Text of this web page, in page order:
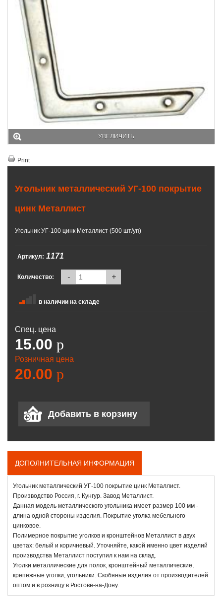
УВЕЛИЧИТЬ
Print
Угольник металлический УГ-100 покрытие
цинк Металлист
Угольник УГ-100 цинк Металлист (500 шт/уп)
Артикул: 1171
Количество: - +
в наличии на складе
Спец. цена
15.00 p
Розничная цена
20.00 p
ДОПОЛНИТЕЛЬНАЯ ИНФОРМАЦИЯ
Угольник металлический УГ-100 покрытие цинк Металлист.
Производство Россия, г. Кунгур. Завод Металлист.
Данная модель металлического угольника имеет размер 100 мм -
длина одной стороны изделия. Покрытие уголка мебельного
цинковое.
Полимерное покрытие уголков и кронштейнов Металлист в двух
цветах: белый и коричневый. Уточняйте, какой именно цвет изделий
производства Металлист поступил к нам на склад.
Уголки металлические для полок, кронштейный металлические,
крепежные уголки, угольники. Скобяные изделия от производителей
оптом и в розницу в Ростове-на-Дону.